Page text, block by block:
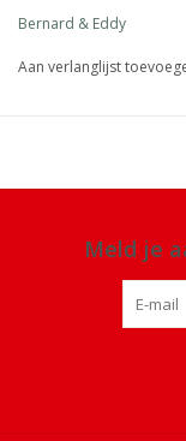
Afmeting: 6 x 5,5 cm
Materiaal: zink
Bernard & Eddy
Aan verlanglijst
Meld je